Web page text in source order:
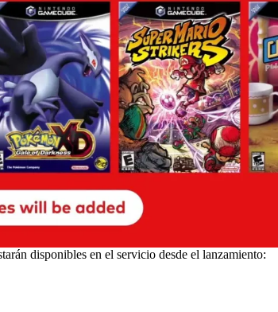
disponibles en el servicio desde el lanzamiento: